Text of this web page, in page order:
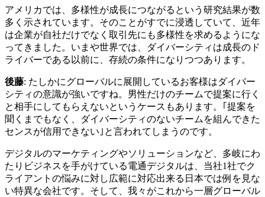
アメリカでは、多様性が成長につながるという研究結果が数
多く示されています。そのことがすでに浸透していて、近年
は企業が自社だけでなく取引先にも多様性を求めるようにな
ってきました。いまや世界では、ダイバーシティは成長のド
ライバーである以前に、存続の条件になりつつあります。
後藤: たしかにグローバルに展開しているお客様はダイバー
シティの意識が強いですね。男性だけのチームで提案に行く
と相手にしてもらえないというケースもあります。｢提案を
聞くまでもなく、ダイバーシティのないチームを組んできた
センスが信用できない｣と言われてしまうのです。
デジタルのマーケティングやソリューションなど、多岐にわ
たりビジネスを手がけている電通デジタルは、当社1社でク
ライアントの悩みに対し広範に対応出来る日本では例を見な
い特異な会社です。そして、我々がこれから一層グローバル